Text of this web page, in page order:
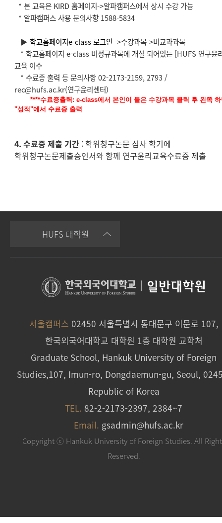
* 본 교육은 KIRD 홈페이지->알파캠퍼스에서 상시 수강 가능
* 알파캠퍼스 사용 문의사항 1588-5834
▶ 학교홈페이지e-class 로그인 ->수강과목->비교과과목
* 학교홈페이지 e-class 비정규과목에 개설 되어있는 [HUFS 연구윤
교육 이수
* 수료증 출력 등 문의사항 02-2173-2159, 2793 /
rec@hufs.ac.kr(연구윤리센터)
****수료증출력: e-class에서 본인이 들은 수강과목 클릭 후 왼쪽
"성적"에서 수료증 출력
4. 수료증 제출 기간 : 학위청구논문 심사 학기에
학위청구논문제출승인서와 함께 연구윤리교육수료증 제출
HUFS 대학원
일반대학원
서울캠퍼스 02450 서울특별시 동대문구 이문로 107,
한국외국어대학교 대학원 1층 대학원 교학처
Graduate School, Hankuk University of Foreign
Studies,107, Imun-ro, Dongdaemun-gu, Seoul,
Republic of Korea
TEL. 82-2-2173-2397, 2384~7
Email. gsadmin@hufs.ac.kr
Copyright ⓒ Hankuk University of Foreign Studies. All
Reserved.